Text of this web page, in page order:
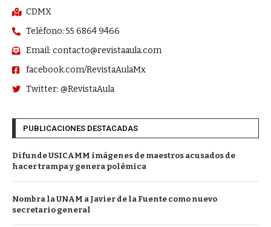
CDMX
Teléfono: 55 6864 9466
Email: contacto@revistaaula.com
facebook.com/RevistaAulaMx
Twitter: @RevistaAula
PUBLICACIONES DESTACADAS
Difunde USICAMM imágenes de maestros acusados de
hacer trampa y genera polémica
Nombra la UNAM a Javier de la Fuente como nuevo
secretario general